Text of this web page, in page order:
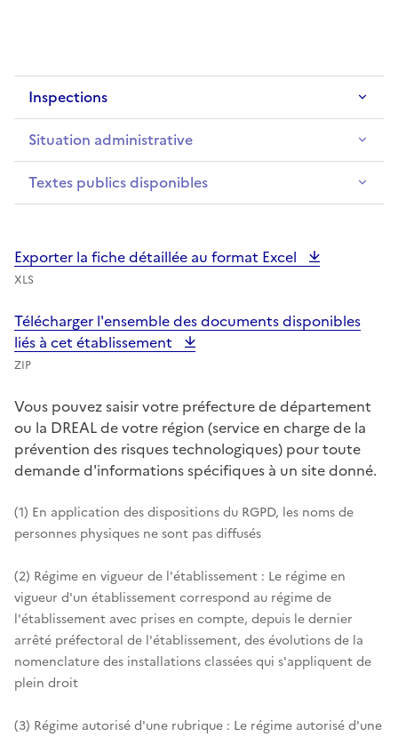
Inspections
Situation administrative
Textes publics disponibles
Exporter la fiche détaillée au format Excel
XLS
Télécharger l'ensemble des documents disponibles
liés à cet établissement
ZIP
Vous pouvez saisir votre préfecture de département
ou la DREAL de votre région (service en charge de la
prévention des risques technologiques) pour toute
demande d'informations spécifiques à un site donné.
(1) En application des dispositions du RGPD, les noms de
personnes physiques ne sont pas diffusés
(2) Régime en vigueur de l'établissement : Le régime en
vigueur d'un établissement correspond au régime de
l'établissement avec prises en compte, depuis le dernier
arrêté préfectoral de l'établissement, des évolutions de la
nomenclature des installations classées qui s'appliquent de
plein droit
(3) Régime autorisé d'une rubrique : Le régime autorisé d'une